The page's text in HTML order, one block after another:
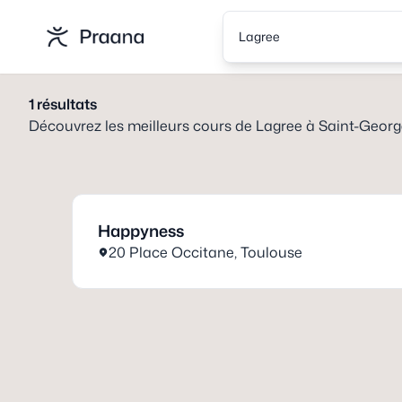
Lagree
1résultats
Découvrez les meilleurs cours de Lagree à Saint-
Happyness
20 Place Occitane,Toulouse